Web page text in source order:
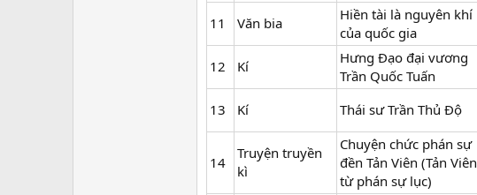
11 Văn bia
Hiền tài là nguyên khí
của quốc gia
12 Kí
Hưng Đạo đại vương
Trần Quốc Tuấn
13
Kí Thái sư Trần Thủ Độ
14
Truyện truyền
kì
Chuyện chức phán sự
đền Tản Viên (Tản Viên
từ phán sự lục)